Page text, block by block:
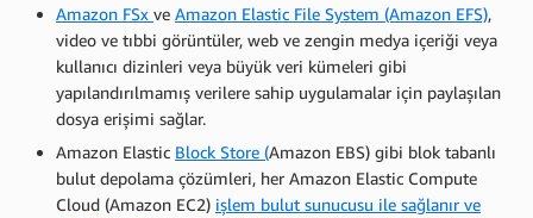
Amazon FSx ve Amazon Elastic File System (Amazon EFS),
video ve tıbbi görüntüler, web ve zengin medya içeriği veya
kullanıcı dizinleri veya büyük veri kümeleri gibi
yapılandırılmamış verilere sahip uygulamalar için paylaşılan
dosya erişimi sağlar.
Amazon Elastic Block Store (Amazon EBS) gibi blok tabanlı
bulut depolama çözümleri, her Amazon Elastic Compute
Cloud (Amazon EC2) işlem bulut sunucusu ile sağlanır ve